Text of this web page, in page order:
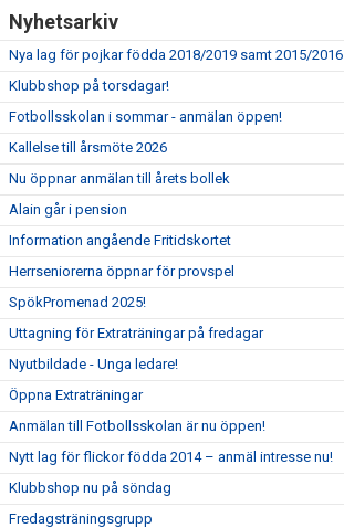
Nyhetsarkiv
Nya lag för pojkar födda 2018/2019 samt 2015/2016
Klubbshop på torsdagar!
Fotbollsskolan i sommar - anmälan öppen!
Kallelse till årsmöte 2026
Nu öppnar anmälan till årets bollek
Alain går i pension
Information angående Fritidskortet
Herrseniorerna öppnar för provspel
SpökPromenad 2025!
Uttagning för Extraträningar på fredagar
Nyutbildade - Unga ledare!
Öppna Extraträningar
Anmälan till Fotbollsskolan är nu öppen!
Nytt lag för flickor födda 2014 – anmäl intresse nu!
Klubbshop nu på söndag
Fredagsträningsgrupp